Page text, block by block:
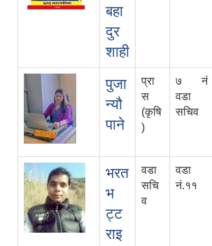
बहा
दुर
शाही
पुजा
न्यौ
पाने
प्रा‍
स
(कृषि
)
७ नं
वडा
सचिव
भरत
भ
ट्ट
राइ
वडा
सचि
व
वडा
नं.११